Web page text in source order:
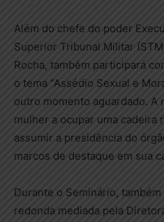
Além do chefe do poder
Superior Tribunal Militar
Rocha, também participará
o tema “Assédio Sexual e
outro momento aguardado. A
mulher a ocupar uma cadeira
assumir a presidência do
marcos de destaque em sua
Durante o Seminário,
redonda mediada pela